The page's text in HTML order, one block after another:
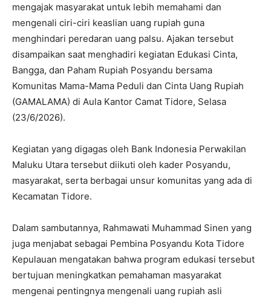
mengajak masyarakat untuk lebih memahami dan
mengenali ciri-ciri keaslian uang rupiah guna
menghindari peredaran uang palsu. Ajakan tersebut
disampaikan saat menghadiri kegiatan Edukasi Cinta,
Bangga, dan Paham Rupiah Posyandu bersama
Komunitas Mama-Mama Peduli dan Cinta Uang Rupiah
(GAMALAMA) di Aula Kantor Camat Tidore, Selasa
(23/6/2026).
Kegiatan yang digagas oleh Bank Indonesia Perwakilan
Maluku Utara tersebut diikuti oleh kader Posyandu,
masyarakat, serta berbagai unsur komunitas yang ada di
Kecamatan Tidore.
Dalam sambutannya, Rahmawati Muhammad Sinen yang
juga menjabat sebagai Pembina Posyandu Kota Tidore
Kepulauan mengatakan bahwa program edukasi tersebut
bertujuan meningkatkan pemahaman masyarakat
mengenai pentingnya mengenali uang rupiah asli